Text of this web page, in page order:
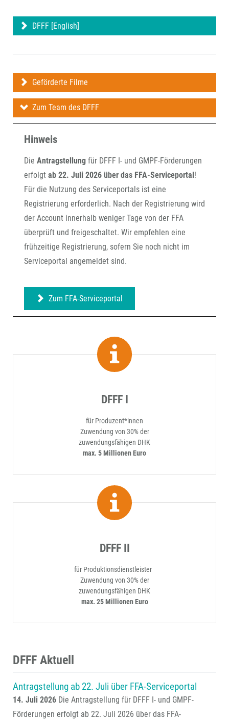
DFFF [English]
Geförderte Filme
Zum Team des DFFF
Hinweis
Die Antragstellung für DFFF I- und GMPF-Förderungen
erfolgt ab 22. Juli 2026 über das FFA-Serviceportal !
Für die Nutzung des Serviceportals ist eine
Registrierung erforderlich. Nach der Registrierung wird
der Account innerhalb weniger Tage von der FFA
überprüft und freigeschaltet. Wir empfehlen eine
frühzeitige Registrierung, sofern Sie noch nicht im
Serviceportal angemeldet sind.
Zum FFA-Serviceportal
DFFF I
für Produzent*innen
Zuwendung von 30% der
zuwendungsfähigen DHK
max. 5 Millionen Euro
DFFF II
für Produktionsdienstleister
Zuwendung von 30% der
zuwendungsfähigen DHK
max. 25 Millionen Euro
DFFF Aktuell
Antragstellung ab 22. Juli über FFA-Serviceportal
14. Juli 2026 Die Antragstellung für DFFF I- und GMPF-
Förderungen erfolgt ab 22. Juli 2026 über das FFA-